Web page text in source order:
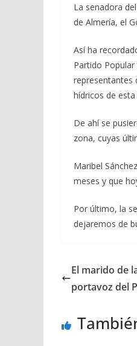
La senadora
de Almería, el
Así ha
Partido
representantes
hídricos de
De ahí se
zona, cuyas
Maribel
meses y que
Por último, la
dejaremos de
El marido de
portavoz del